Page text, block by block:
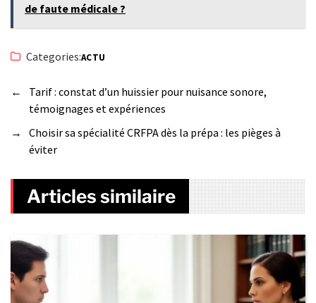
de faute médicale ?
Categories:ACTU
←
Tarif : constat d’un huissier pour nuisance sonore,
témoignages et expériences
→
Choisir sa spécialité CRFPA dès la prépa : les pièges à
éviter
Articles similaire